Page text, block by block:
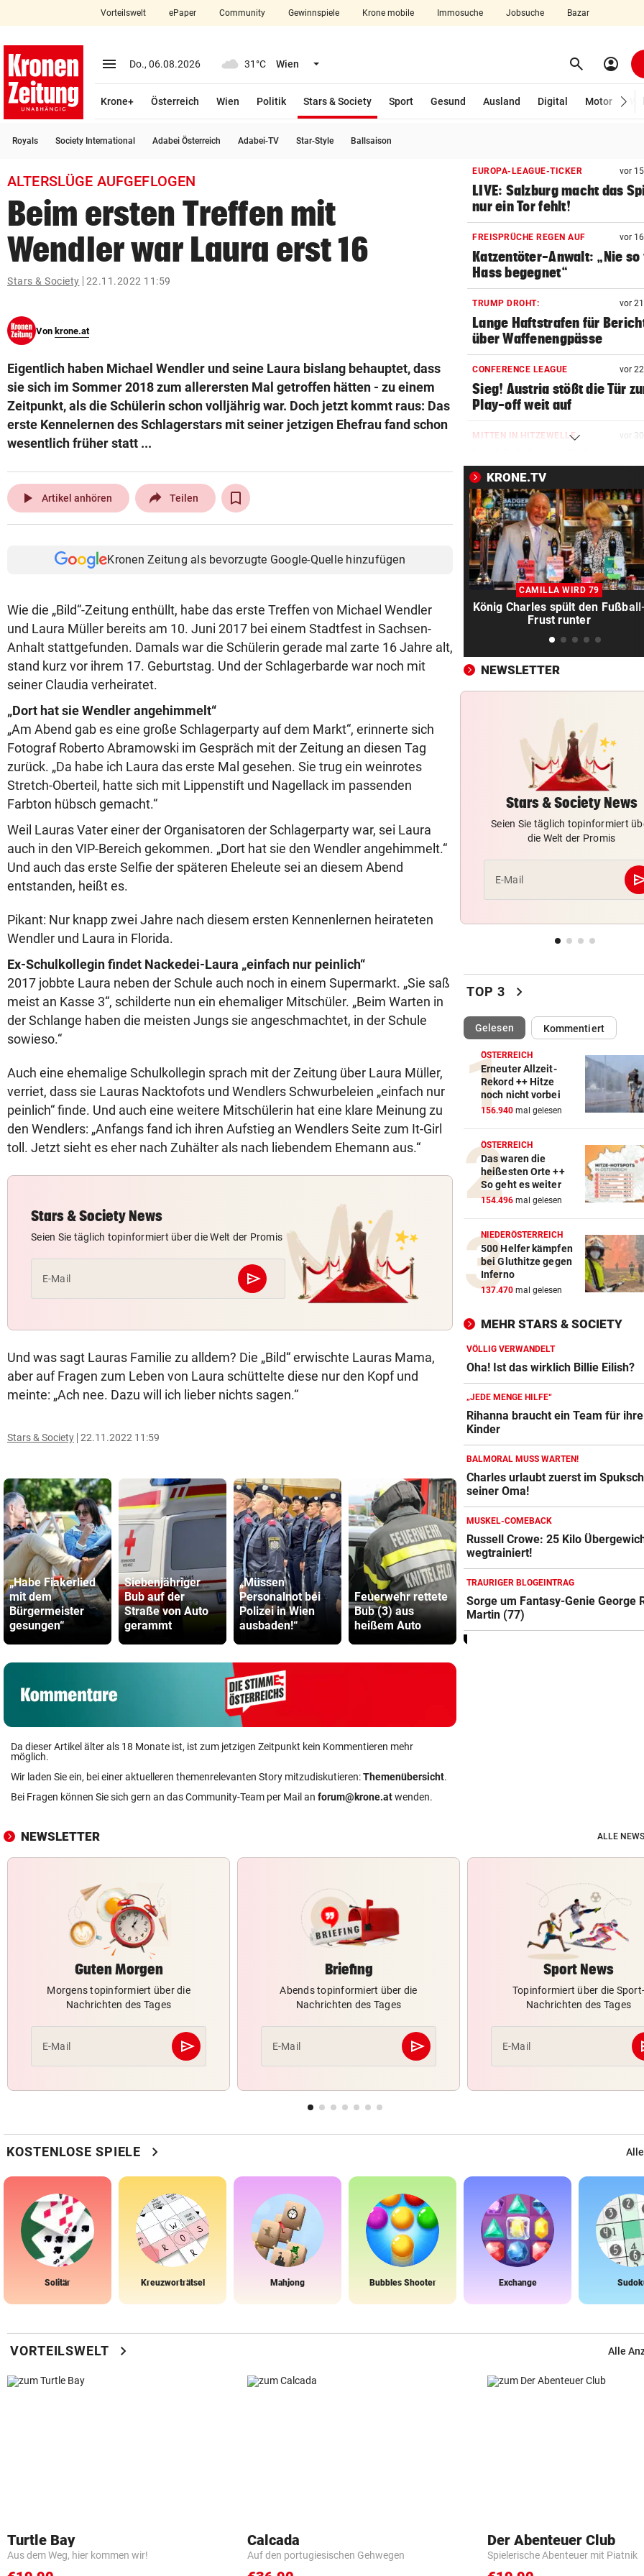
closeSchließen
account_circle Anmelden
arrow_right
bookmark
search
Suchbegriff
eingeben
© Krone Multimedia GmbH & Co KG 2026
Vorteilswelt ePaper Community Gewinnspiele Krone mobile Immosuche Jobsuche Bazar
menu Menü aufklappen
Do., 06.08.2026 31°C Wien Menü aufklappen search Suchen
account_circle
Krone+ Österreich Wien Politik Stars & Society
Sport
Gesund Ausland Digital Motor
Royals Society International Adabei Österreich Adabei-TV Star-Style Ballsaison
ALTERSLÜGE AUFGEFLOGEN
Beim ersten Treffen mit
Wendler war Laura erst 16
Stars & Society 22.11.2022 11:59
Von krone.at
Eigentlich haben Michael Wendler und seine Laura bislang behauptet, dass
sie sich im Sommer 2018 zum allerersten Mal getroffen hätten - zu einem
Zeitpunkt, als die Schülerin schon volljährig war. Doch jetzt kommt raus: Das
erste Kennelernen des Schlagerstars mit seiner jetzigen Ehefrau fand schon
wesentlich früher statt ...
play_arrow Artikel anhören Teilen
Kronen Zeitung als bevorzugte Google-Quelle hinzufügen
Wie die „Bild“-Zeitung enthüllt, habe das erste Treffen von Michael Wendler
und Laura Müller bereits am 10. Juni 2017 bei einem Stadtfest in Sachsen-
Anhalt stattgefunden. Damals war die Schülerin gerade mal zarte 16 Jahre alt,
stand kurz vor ihrem 17. Geburtstag. Und der Schlagerbarde war noch mit
seiner Claudia verheiratet.
„Dort hat sie Wendler angehimmelt“
„Am Abend gab es eine große Schlagerparty auf dem Markt“, erinnerte sich
Fotograf Roberto Abramowski im Gespräch mit der Zeitung an diesen Tag
zurück. „Da habe ich Laura das erste Mal gesehen. Sie trug ein weinrotes
Stretch-Oberteil, hatte sich mit Lippenstift und Nagellack im passenden
Farbton hübsch gemacht.“
Weil Lauras Vater einer der Organisatoren der Schlagerparty war, sei Laura
auch in den VIP-Bereich gekommen. „Dort hat sie den Wendler angehimmelt.“
Und auch das erste Selfie der späteren Eheleute sei an diesem Abend
entstanden, heißt es.
Pikant: Nur knapp zwei Jahre nach diesem ersten Kennenlernen heirateten
Wendler und Laura in Florida.
Ex-Schulkollegin findet Nackedei-Laura „einfach nur peinlich“
2017 jobbte Laura neben der Schule auch noch in einem Supermarkt. „Sie saß
meist an Kasse 3“, schilderte nun ein ehemaliger Mitschüler. „Beim Warten in
der Schlange haben die meisten Jungs sie angeschmachtet, in der Schule
sowieso.“
Auch eine ehemalige Schulkollegin sprach mit der Zeitung über Laura Müller,
verriet, dass sie Lauras Nacktofots und Wendlers Schwurbeleien „einfach nur
peinlich“ finde. Und auch eine weitere Mitschülerin hat eine klare Meinung zu
den Wendlers: „Anfangs fand ich ihren Aufstieg an Wendlers Seite zum It-Girl
toll. Jetzt sieht es eher nach Zuhälter als nach liebendem Ehemann aus.“
Stars & Society News
Seien Sie täglich topinformiert über die Welt der Promis
E-Mail send
Abschicken
Und was sagt Lauras Familie zu alldem? Die „Bild“ erwischte Lauras Mama,
aber auf Fragen zum Leben von Laura schüttelte diese nur den Kopf und
meinte: „Ach nee. Dazu will ich lieber nichts sagen.“
Stars & Society 22.11.2022 11:59
„Habe Fiakerlied
mit dem
Bürgermeister
gesungen“
Siebenjähriger
Bub auf der
Straße von Auto
gerammt
„Müssen
Personalnot bei
Polizei in Wien
ausbaden!“
Feuerwehr rettete
Bub (3) aus
heißem Auto
Oha! Ist das
wirklich Billie
Anwalt:
viel Hass
Da dieser Artikel älter als 18 Monate ist, ist zum jetzigen Zeitpunkt kein Kommentieren mehr
möglich.
Wir laden Sie ein, bei einer aktuelleren themenrelevanten Story mitzudiskutieren:Themenübersicht.
Bei Fragen können Sie sich gern an das Community-Team per Mail an forum@krone.atwenden.
EUROPA-LEAGUE-TICKER vor
LIVE: Salzburg macht das
nur ein Tor fehlt!
FREISPRÜCHE REGEN AUF vor
Katzentöter-Anwalt: „Nie so
Hass begegnet“
TRUMP DROHT: vor
Lange Haftstrafen für
über Waffenengpässe
CONFERENCE LEAGUE vor
Sieg! Austria stößt die Tür
Play-off weit auf
MITTEN IN HITZEWELLE vor
Sintflut unterbrochen
RADSPORT vor 35
Reusser vor Ventoux-Etappe
weiter im Gelben Trikot
KEIN ARSENAL-WECHSEL vor
Vinicius Jr. verlängert bei
Madrid bis 2032
Vor Oman havarierter
Ölkatastrophe droht
ÖFB-Kicker Wimmer packt
Morddrohungen aus
ABSCHIED AUS ENGLAND
Spanien-Star Rodri vor
zum FC Barcelona
2 JAHRE LANG GETESTET
DRAMATISCHE RETTUNG vor 2
Später Doppelschlag fixiert
Rapid-Sieg in Estland
60 MILLIONEN € SCHADEN
Warten auf Hitze-Hilfen der
Regierung geht weiter
42,2 GRAD! vor
Auch in der Slowakei neuer
Allzeit-Rekord
WAS FÜR EINE KLATSCHE! vor
TV-Star geht mit Kanzler
hart ins Gericht
ZAHLREICHE EINSÄTZE
Bach wurde in Pinzgauer Ort
reißendem Fluss
WUNDER MUSS HER vor
Sturm Kraftakt!
REKORD IN SPANIEN vor 3
33,02 Grad Celsius im
gemessen!
LUCKENEDERS HIGHLIGHT
„Auf das Foto bin ich stolz –
die Gelbe auch“
KRONE.TV
CAMILLA WIRD 79
König Charles spült den
Frust runter
NEWSLETTER
Stars & Society News
Seien Sie täglich topinformiert
die Welt der Promis
E-Mail
TOP 3 chevron_right
Gelesen(ausgewählt)Kommentiert
ÖSTERREICH
Erneuter Allzeit-
Rekord ++ Hitze
noch nicht vorbei
156.940 mal gelesen
ÖSTERREICH
Das waren die
heißesten Orte ++
So geht es weiter
154.496 mal gelesen
NIEDERÖSTERREICH
500 Helfer kämpfen
bei Gluthitze gegen
Inferno
137.470 mal gelesen
MEHR STARS & SOCIETY
VÖLLIG VERWANDELT
Oha! Ist das wirklich Billie Eilish?
„JEDE MENGE HILFE“
Rihanna braucht ein Team für
Kinder
BALMORAL MUSS WARTEN!
Charles urlaubt zuerst im
seiner Oma!
MUSKEL-COMEBACK
Russell Crowe: 25 Kilo
wegtrainiert!
TRAURIGER BLOGEINTRAG
Sorge um Fantasy-Genie George
Martin (77)
NEWSLETTER ALLE
Guten Morgen
Morgens topinformiert über die
Nachrichten des Tages
E-Mail send
Abschicken
Briefing
Abends topinformiert über die
Nachrichten des Tages
E-Mail send
Abschicken
Sport News
Topinformiert über die Sport-
Nachrichten des Tages
E-Mail
KOSTENLOSE SPIELE chevron_right
Solitär Kreuzworträtsel Mahjong Bubbles Shooter Exchange
VORTEILSWELT chevron_right Alle
Turtle Bay
Aus dem Weg, hier kommen wir!
Calcada
Auf den portugiesischen Gehwegen
Der Abenteuer Club
Spielerische Abenteuer mit Piatnik